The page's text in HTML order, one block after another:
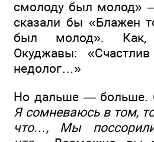
смолоду был молод»
сказали бы «Блажен
был молод». Как,
Окуджавы:
недолог…»
Но дальше — больше.
Я сомневаюсь в том,
что…, Мы